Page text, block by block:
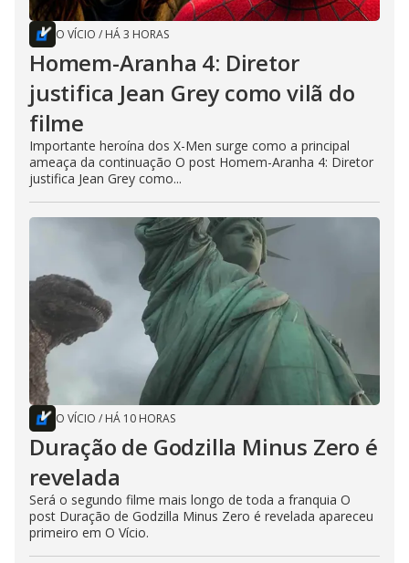
O VÍCIO / HÁ 3 HORAS
Homem-Aranha 4: Diretor
justifica Jean Grey como vilã do
filme
Importante heroína dos X-Men surge como a principal
ameaça da continuação O post Homem-Aranha 4: Diretor
justifica Jean Grey como...
O VÍCIO / HÁ 10 HORAS
Duração de Godzilla Minus Zero é
revelada
Será o segundo filme mais longo de toda a franquia O
post Duração de Godzilla Minus Zero é revelada apareceu
primeiro em O Vício.